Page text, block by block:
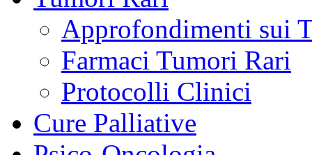
Approfondimenti sui
Farmaci Tumori Rari
Protocolli Clinici
Cure Palliative